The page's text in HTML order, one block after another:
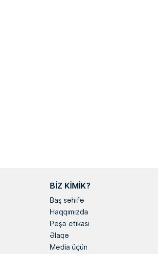
BIZ KIMIK?
Baş səhifə
Haqqımızda
Peşə etikası
Əlaqə
Media üçün